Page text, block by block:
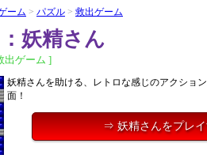
ーム > パズル > 救出ゲーム
妖精さん
出ゲーム ]
妖精さんを助ける、レトロな感じのアクショ
面！
⇒ 妖精さんをプレイ